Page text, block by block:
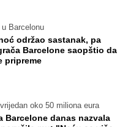
Barcelonu
održao sastanak, pa
Barcelone saopštio da
pripreme
oko 50 miliona eura
Barcelone danas nazvala